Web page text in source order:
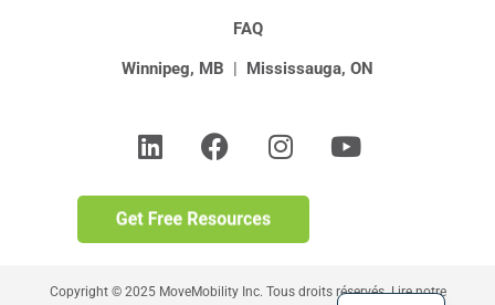
FAQ
Winnipeg, MB | Mississauga, ON
Copyright © 2025 MoveMobility Inc. Tous droits réservés. Lire notre